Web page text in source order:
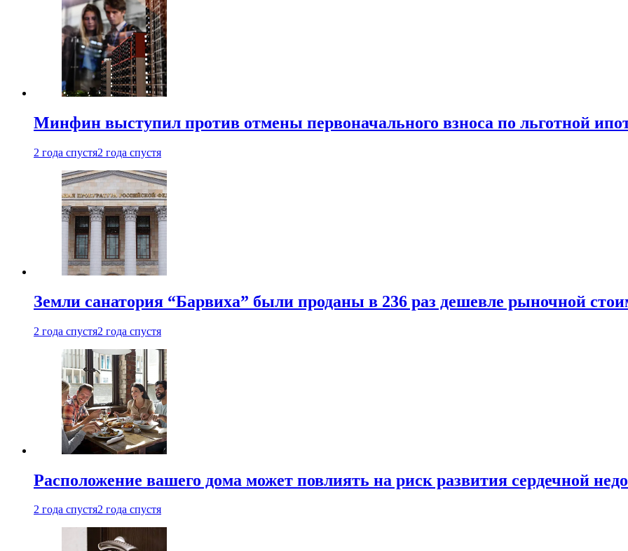
Минфин выступил против отмены первоначального взноса по льготной
2 года спустя2 года спустя
Земли санатория “Барвиха” были проданы в 236 раз дешевле рыночной
2 года спустя2 года спустя
Расположение вашего дома может повлиять на риск развития сердечной
2 года спустя2 года спустя